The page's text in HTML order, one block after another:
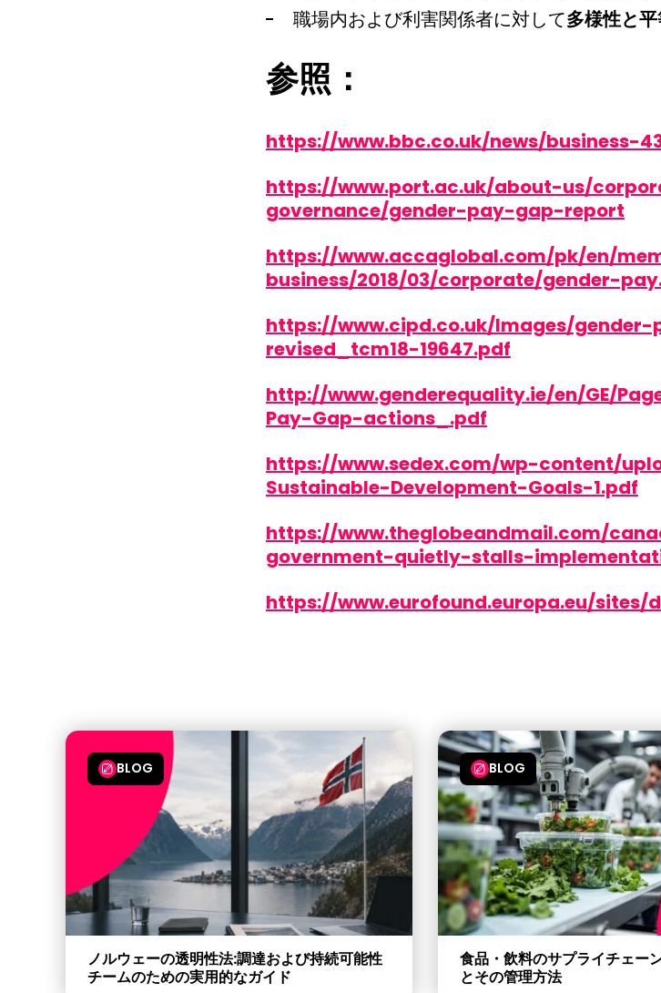
職場内および利害関係者に対して多様性と
参照：
https://www.bbc.co.uk/news/business-
https://www.port.ac.uk/about-us/
governance/gender-pay-gap-report
https://www.accaglobal.com/pk/en/
business/2018/03/corporate/gender-
https://www.cipd.co.uk/Images/
revised_tcm18-19647.pdf
http://www.genderequality.ie/en/GE/
Pay-Gap-actions_.pdf
https://www.sedex.com/wp-content/
Sustainable-Development-Goals-1.pdf
https://www.theglobeandmail.com/
government-quietly-stalls-
https://www.eurofound.europa.eu/
BLOG
ノルウェーの透明性法:調達および持続可能性
チームのための実用的なガイド
BLOG
食品・飲料のサプライチェー
とその管理方法